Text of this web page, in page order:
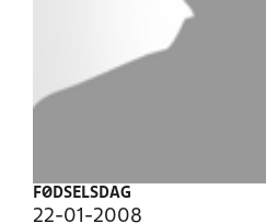
FØDSELSDAG
22-01-2008